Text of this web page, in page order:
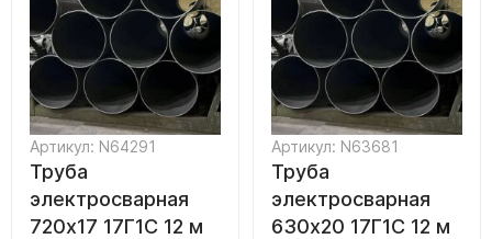
Артикул: N64291
Труба
электросварная
720х17 17Г1С 12 м
Артикул: N63681
Труба
электросварная
630х20 17Г1С 12 м